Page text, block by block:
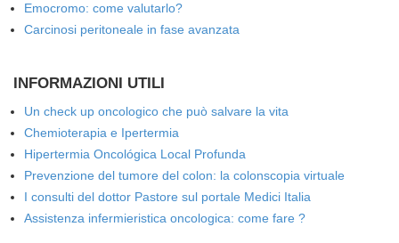
Emocromo: come valutarlo?
Carcinosi peritoneale in fase avanzata
INFORMAZIONI UTILI
Un check up oncologico che può salvare la vita
Chemioterapia e Ipertermia
Hipertermia Oncológica Local Profunda
Prevenzione del tumore del colon: la colonscopia virtuale
I consulti del dottor Pastore sul portale Medici Italia
Assistenza infermieristica oncologica: come fare ?